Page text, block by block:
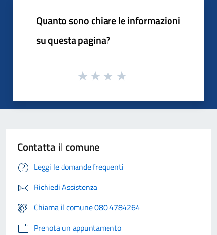
Quanto sono chiare le informazioni
su questa pagina?
Contatta il comune
Leggi le domande frequenti
Richiedi Assistenza
Chiama il comune 080 4784264
Prenota un appuntamento